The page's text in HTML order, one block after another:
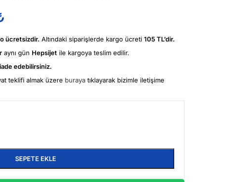
ücretsizdir. Altındaki siparişlerde kargo ücreti 105 TL’dir.
aynı gün Hepsijet ile kargoya teslim edilir.
iade edebilirsiniz.
teklifi almak üzere buraya tıklayarak bizimle iletişime
SEPETE EKLE